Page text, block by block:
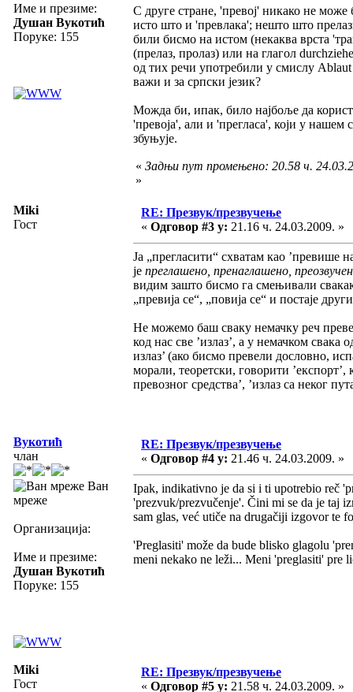
Име и презиме:
Душан Вукотић
Поруке: 155
С друге стране, 'превој' никако не
исто што и 'превлака'; нешто што
били бисмо на истом (некаква врста
(прелаз, пролаз) или на глагол
од тих речи употребили у смислу
важи и за српски језик?
Можда би, ипак, било најбоље да
'превоја', али и 'прегласа', који у нашем
збуњује.
« Задњи пут промењено: 20.58 ч.
»
Miki
Гост
RE: Презвук/презвучење
« Одговор #3 у: 21.16 ч. 24.03.2009. »
Ја „прегласити“ схватам као ’превише
је преглашено, пренаглашено,
видим зашто бисмо га смењивали
„превија се“, „повија се“ и постаје
Не можемо баш сваку немачку реч
код нас све ’излаз’, а у немачком
излаз’ (ако бисмо превели дословно,
морали, теоретски, говорити
превозног средства’, ’излаз са неког
Вукотић
члан
Ван
мреже
Организација:
Име и презиме:
Душан Вукотић
Поруке: 155
RE: Презвук/презвучење
« Одговор #4 у: 21.46 ч. 24.03.2009. »
Ipak, indikativno je da si i ti upotrebio reč
'prezvuk/prezvučenje'. Čini mi se da je taj
sam glas, već utiče na drugačiji izgovor te
'Preglasiti' može da bude blisko glagolu
meni nekako ne leži... Meni 'preglasiti' pre
Miki
Гост
RE: Презвук/презвучење
« Одговор #5 у: 21.58 ч. 24.03.2009. »